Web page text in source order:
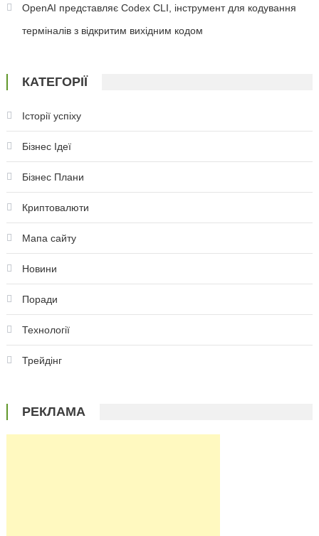
OpenAI представляє Codex CLI, інструмент для кодування
терміналів з відкритим вихідним кодом
КАТЕГОРІЇ
Історії успіху
Бізнес Ідеї
Бізнес Плани
Криптовалюти
Мапа сайту
Новини
Поради
Технології
Трейдінг
РЕКЛАМА